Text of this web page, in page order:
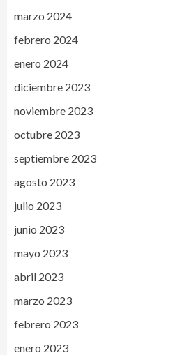
marzo 2024
febrero 2024
enero 2024
diciembre 2023
noviembre 2023
octubre 2023
septiembre 2023
agosto 2023
julio 2023
junio 2023
mayo 2023
abril 2023
marzo 2023
febrero 2023
enero 2023